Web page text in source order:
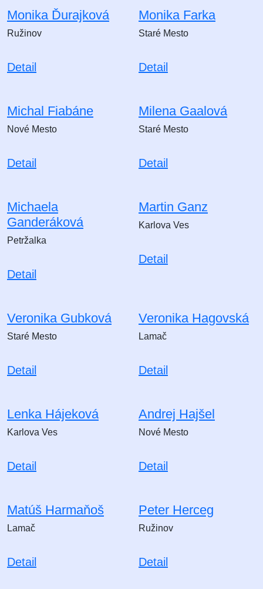
Monika Ďurajková
Ružinov
Detail
Monika Farka
Staré Mesto
Detail
Michal Fiabáne
Nové Mesto
Detail
Milena Gaalová
Staré Mesto
Detail
Michaela
Ganderáková
Petržalka
Detail
Martin Ganz
Karlova Ves
Detail
Veronika Gubková
Staré Mesto
Detail
Veronika Hagovská
Lamač
Detail
Lenka Hájeková
Karlova Ves
Detail
Andrej Hajšel
Nové Mesto
Detail
Matúš Harmaňoš
Lamač
Detail
Peter Herceg
Ružinov
Detail